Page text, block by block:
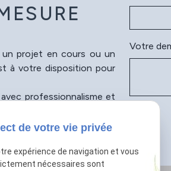
un projet en cours ou un
à votre disposition pour
professionnalisme et
et avancer en toute
Votre
de votre vie privée
expérience de navigation et vous
nécessaires sont